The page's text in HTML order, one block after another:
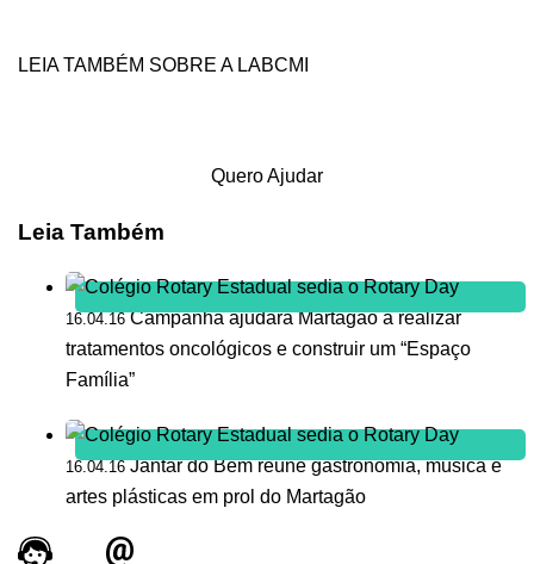
LEIA TAMBÉM SOBRE A LABCMI
Quero Ajudar
Leia Também
16.04.16 Campanha ajudará Martagão a realizar
tratamentos oncológicos e construir um “Espaço
Família”
16.04.16 Jantar do Bem reúne gastronomia, música e
artes plásticas em prol do Martagão